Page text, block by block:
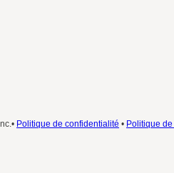
Politique de confidentialité • Politique